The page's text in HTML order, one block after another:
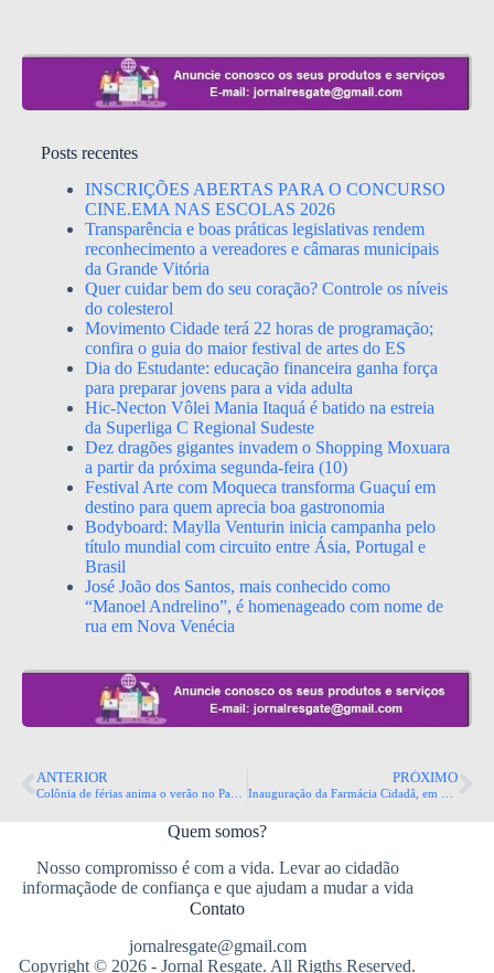
Posts recentes
INSCRIÇÕES ABERTAS PARA O CONCURSO
CINE.EMA NAS ESCOLAS 2026
Transparência e boas práticas legislativas rendem
reconhecimento a vereadores e câmaras municipais
da Grande Vitória
Quer cuidar bem do seu coração? Controle os níveis
do colesterol
Movimento Cidade terá 22 horas de programação;
confira o guia do maior festival de artes do ES
Dia do Estudante: educação financeira ganha força
para preparar jovens para a vida adulta
Hic-Necton Vôlei Mania Itaquá é batido na estreia
da Superliga C Regional Sudeste
Dez dragões gigantes invadem o Shopping Moxuara
a partir da próxima segunda-feira (10)
Festival Arte com Moqueca transforma Guaçuí em
destino para quem aprecia boa gastronomia
Bodyboard: Maylla Venturin inicia campanha pelo
título mundial com circuito entre Ásia, Portugal e
Brasil
José João dos Santos, mais conhecido como
“Manoel Andrelino”, é homenageado com nome de
rua em Nova Venécia
ANTERIOR PRÓXIMO
Quem somos?
Nosso compromisso é com a vida. Levar ao cidadão
informaçãode de confiança e que ajudam a mudar a vida
Contato
jornalresgate@gmail.com
Copyright © 2026 - Jornal Resgate. All Rigths Reserved.